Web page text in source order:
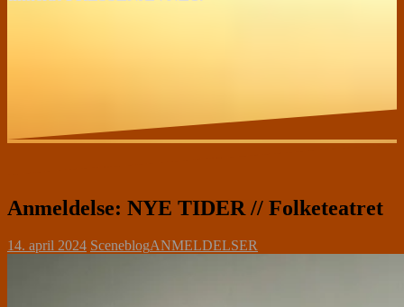
Anmeldelse: NYE TIDER // Folketeatret
14. april 2024 SceneblogANMELDELSER